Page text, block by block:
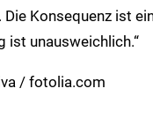
Konsequenz ist
ist unausweichlich.“
/ fotolia.com